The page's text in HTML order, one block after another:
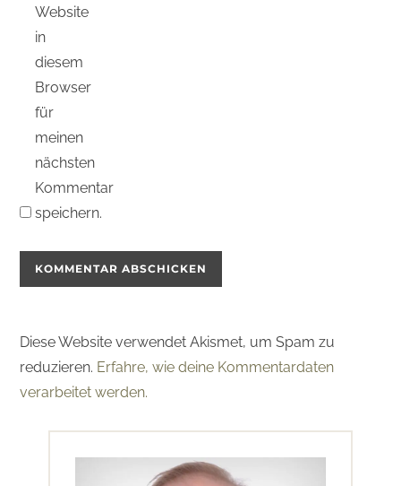
Website
in
diesem
Browser
für
meinen
nächsten
Kommentar
speichern.
Diese Website verwendet Akismet, um Spam zu
reduzieren. Erfahre, wie deine Kommentardaten
verarbeitet werden.